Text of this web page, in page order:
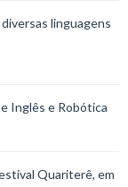
linguagens
Inglês e Robótica
Quariterê, em